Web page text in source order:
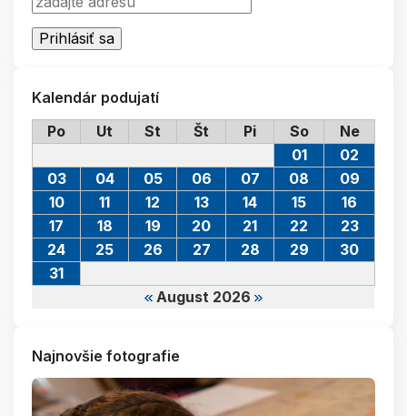
Kalendár podujatí
Po
Ut St Št Pi So Ne
August 2026
01
02
03
04 05 06 07 08
09
10
11 12 13 14 15
16
17
18 19 20 21 22
23
24
25 26 27 28 29
30
31
Najnovšie fotografie